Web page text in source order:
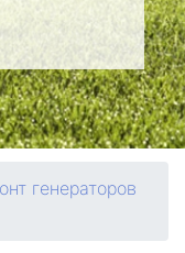
генераторов